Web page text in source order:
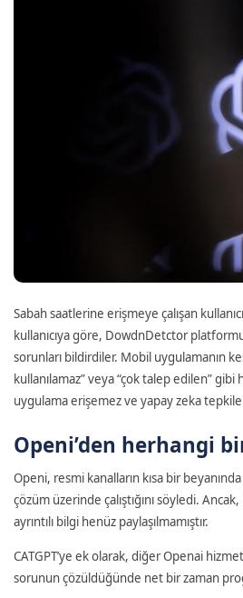
Sabah saatlerine erişmeye çalışan
kullanıcıya göre, DowdnDetctor
sorunları bildirdiler. Mobil uygulamanın
kullanılamaz” veya “çok talep edilen” gibi
uygulama erişemez ve yapay zeka
Openi’den herhangi
Openi, resmi kanalların kısa bir
çözüm üzerinde çalıştığını söyledi.
ayrıntılı bilgi henüz paylaşılmamıştır.
CATGPT’ye ek olarak, diğer Openai
sorunun çözüldüğünde net bir zaman